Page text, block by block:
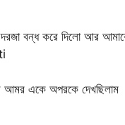
বন্ধ করে দিলো আর
আমর একে অপরকে দেখছিলাম